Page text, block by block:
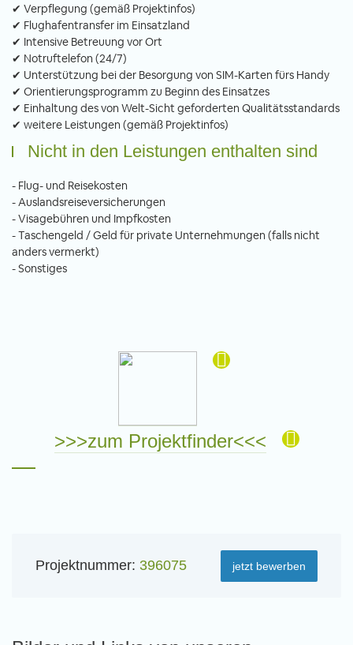
✔ Verpflegung (gemäß Projektinfos)
✔ Flughafentransfer im Einsatzland
✔ Intensive Betreuung vor Ort
✔ Notruftelefon (24/7)
✔ Unterstützung bei der Besorgung von SIM-Karten fürs Handy
✔ Orientierungsprogramm zu Beginn des Einsatzes
✔ Einhaltung des von Welt-Sicht geforderten Qualitätsstandards
✔ weitere Leistungen (gemäß Projektinfos)
Nicht in den Leistungen enthalten sind
- Flug- und Reisekosten
- Auslandsreiseversicherungen
- Visagebühren und Impfkosten
- Taschengeld / Geld für private Unternehmungen (falls nicht
anders vermerkt)
- Sonstiges
>>>zum Projektfinder<<<
Projektnummer: 396075 jetzt bewerben